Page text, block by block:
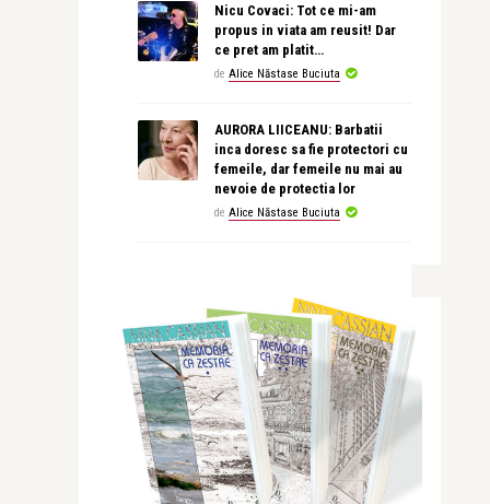
Nicu Covaci: Tot ce mi-am
propus in viata am reusit! Dar
ce pret am platit…
de Alice Năstase Buciuta
AURORA LIICEANU: Barbatii
inca doresc sa fie protectori cu
femeile, dar femeile nu mai au
nevoie de protectia lor
de Alice Năstase Buciuta